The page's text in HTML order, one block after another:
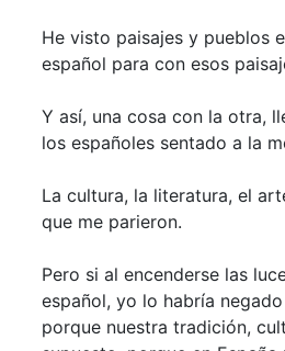
He visto paisajes y pueblos
español para con esos
Y así, una cosa con la otra,
los españoles sentado a la
La cultura, la literatura, el
que me parieron.
Pero si al encenderse las
español, yo lo habría
porque nuestra tradición,